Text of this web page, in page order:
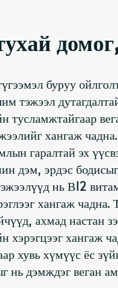
буруу
тэжээл
тусламжтайгаар
хангаж
гаралтай эх
дэм, эрдэс
нь В12
хангаж
ахмад настан
хэрэгцээг хангаж
хувь хүмүүс ёс
нь дэмждэг веган